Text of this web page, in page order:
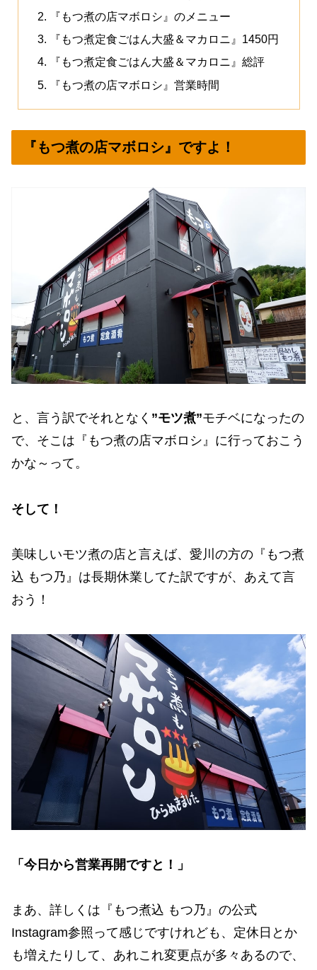
『もつ煮の店マボロシ』のメニュー
『もつ煮定食ごはん大盛＆マカロニ』1450円
『もつ煮定食ごはん大盛＆マカロニ』総評
『もつ煮の店マボロシ』営業時間
『もつ煮の店マボロシ』ですよ！
と、言う訳でそれとなく ”モツ煮”モチベになったの
で、そこは『もつ煮の店マボロシ』に行っておこう
かな～って。
そして！
美味しいモツ煮の店と言えば、愛川の方の『もつ煮
込 もつ乃』は長期休業してた訳ですが、あえて言
おう！
「今日から営業再開ですと！」
まあ、詳しくは『もつ煮込 もつ乃』の公式
Instagram参照って感じですけれども、定休日とか
も増えたりして、あれこれ変更点が多々あるので、